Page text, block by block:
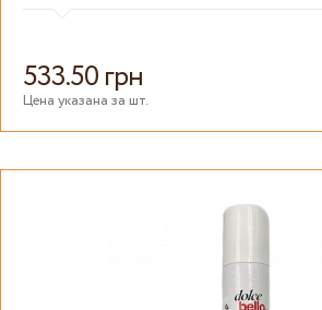
533.50 грн
Цена указана за шт.